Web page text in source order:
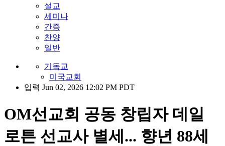
설교
세미나
간증
찬양
일반
기독교
미국교회
입력 Jun 02, 2026 12:02 PM PDT
OM선교회 공동 창립자 데일
로튼 선교사 별세... 향년 88세